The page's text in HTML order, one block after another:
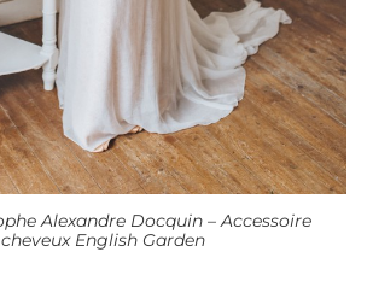
Alexandre Docquin – Accessoire
cheveux English Garden